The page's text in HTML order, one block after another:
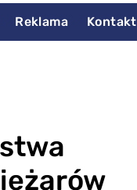
Reklama Kontakt